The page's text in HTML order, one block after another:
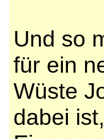
Und so
für ein
Wüste
dabei